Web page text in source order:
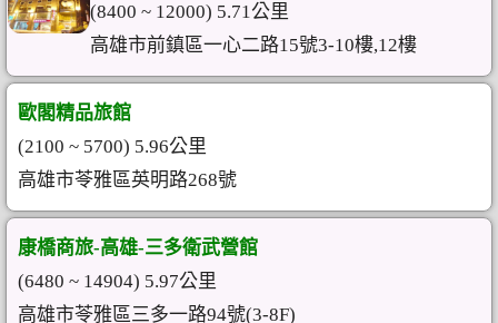
(8400 ~ 12000) 5.71公里
高雄市前鎮區一心二路15號3-10樓,12樓
歐閣精品旅館
(2100 ~ 5700) 5.96公里
高雄市苓雅區英明路268號
康橋商旅-高雄-三多衛武營館
(6480 ~ 14904) 5.97公里
高雄市苓雅區三多一路94號(3-8F)